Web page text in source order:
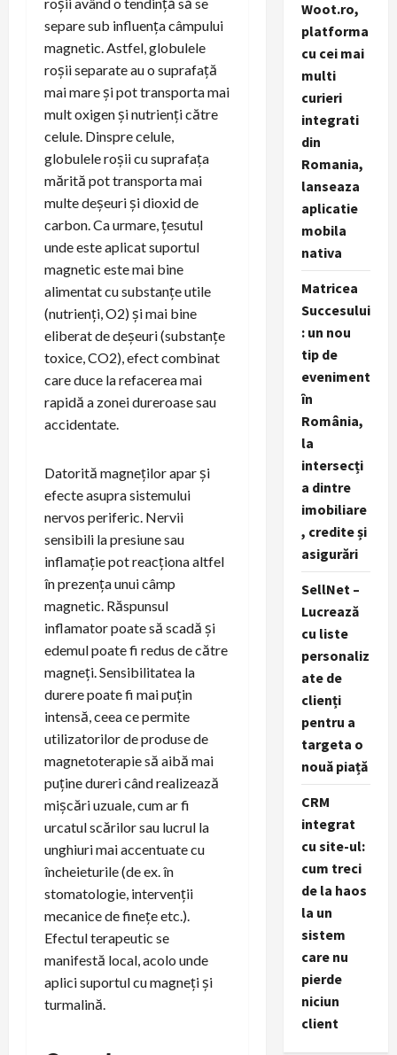
separe sub influența câmpului
magnetic. Astfel, globulele
roșii separate au o suprafață
mai mare și pot transporta mai
mult oxigen și nutrienți către
celule. Dinspre celule,
globulele roșii cu suprafața
mărită pot transporta mai
multe deșeuri și dioxid de
carbon. Ca urmare, țesutul
unde este aplicat suportul
magnetic este mai bine
alimentat cu substanțe utile
(nutrienți, O2) și mai bine
eliberat de deșeuri (substanțe
toxice, CO2), efect combinat
care duce la refacerea mai
rapidă a zonei dureroase sau
accidentate.
Datorită magneților apar și
efecte asupra sistemului
nervos periferic. Nervii
sensibili la presiune sau
inflamație pot reacționa altfel
în prezența unui câmp
magnetic. Răspunsul
inflamator poate să scadă și
edemul poate fi redus de către
magneți. Sensibilitatea la
durere poate fi mai puțin
intensă, ceea ce permite
utilizatorilor de produse de
magnetoterapie să aibă mai
puține dureri când realizează
mișcări uzuale, cum ar fi
urcatul scărilor sau lucrul la
unghiuri mai accentuate cu
încheieturile (de ex. în
stomatologie, intervenții
mecanice de finețe etc.).
Efectul terapeutic se
manifestă local, acolo unde
aplici suportul cu magneți și
turmalină.
Woot.ro,
platforma
cu cei mai
multi
curieri
integrati
din
Romania,
lanseaza
aplicatie
mobila
nativa
Matricea
Succesului
: un nou
tip de
eveniment
în
România,
la
intersecți
a dintre
imobiliare
, credite și
asigurări
SellNet –
Lucrează
cu liste
personaliz
ate de
clienți
pentru a
targeta o
nouă piață
CRM
integrat
cu site-ul:
cum treci
de la haos
la un
sistem
care nu
pierde
niciun
client